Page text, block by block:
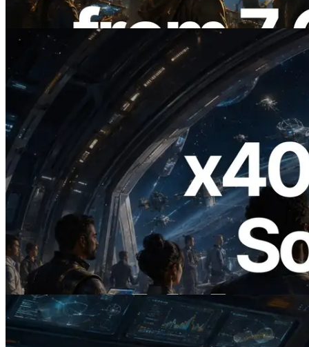
Lesen Sie diesen Artikel
2026.07.04
ERPC startet x402-fähige Solana RPC —
Der Beginn einer Ära, in der KI-Agenten
APIs bei Bedarf bezahlen
Lesen Sie diesen Artikel